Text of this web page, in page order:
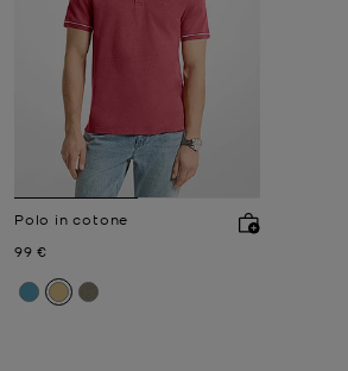
Polo in cotone
Prezzo attuale
99 €